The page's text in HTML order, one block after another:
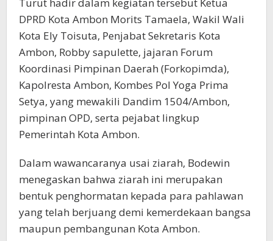
DPRD Kota Ambon Morits Tamaela, Wakil Wali
Kota Ely Toisuta, Penjabat Sekretaris Kota
Ambon, Robby sapulette, jajaran Forum
Koordinasi Pimpinan Daerah (Forkopimda),
Kapolresta Ambon, Kombes Pol Yoga Prima
Setya, yang mewakili Dandim 1504/Ambon,
pimpinan OPD, serta pejabat lingkup
Pemerintah Kota Ambon.
Dalam wawancaranya usai ziarah, Bodewin
menegaskan bahwa ziarah ini merupakan
bentuk penghormatan kepada para pahlawan
yang telah berjuang demi kemerdekaan bangsa
maupun pembangunan Kota Ambon.